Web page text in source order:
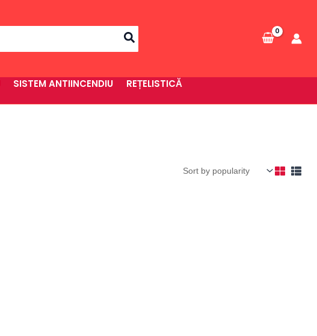
SISTEM ANTIINCENDIU
REȚELISTICĂ